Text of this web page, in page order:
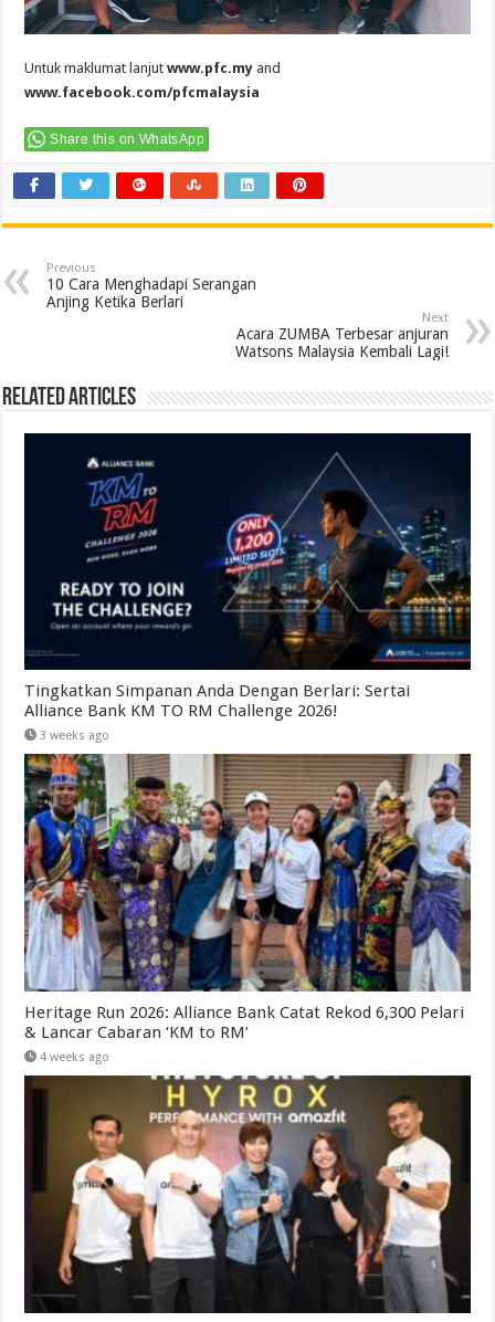
Untuk maklumat lanjutwww.pfc.my and
www.facebook.com/pfcmalaysia
Share this on WhatsApp
Previous
10 Cara Menghadapi Serangan
Anjing Ketika Berlari
Next
Acara ZUMBA Terbesar anjuran
Watsons Malaysia Kembali Lagi!
Related Articles
Tingkatkan Simpanan Anda Dengan Berlari: Sertai
Alliance Bank KM TO RM Challenge 2026!
3 weeks ago
Heritage Run 2026: Alliance Bank Catat Rekod 6,300 Pelari
& Lancar Cabaran ‘KM to RM’
4 weeks ago